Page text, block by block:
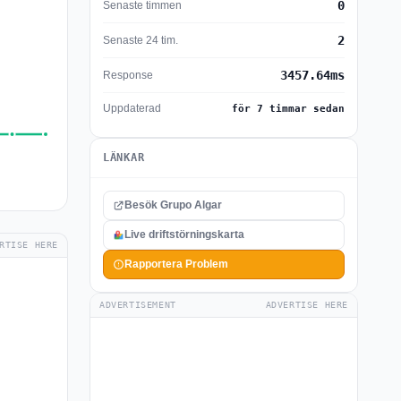
HERE
Senaste timmen 0
Senaste 24 tim. 2
Response 3457.64ms
Uppdaterad för 7 timmar sedan
LÄNKAR
Besök Grupo Algar
Live driftstörningskarta
Rapportera Problem
ADVERTISEMENT ADVERTISE HERE